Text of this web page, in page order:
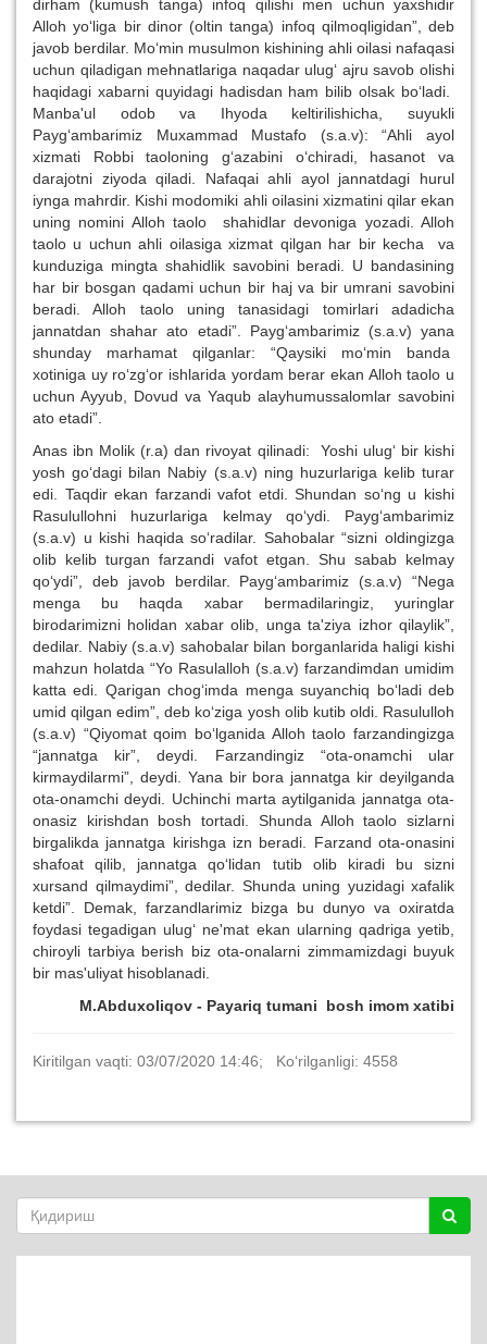
dirham (kumush tanga) infoq qilishi men uchun yaxshidir
Alloh yo‘liga bir dinor (oltin tanga) infoq qilmoqligidan”, deb
javob berdilar. Mo‘min musulmon kishining ahli oilasi nafaqasi
uchun qiladigan mehnatlariga naqadar ulug‘ ajru savob olishi
haqidagi xabarni quyidagi hadisdan ham bilib olsak bo‘ladi.
Manba'ul odob va Ihyoda keltirilishicha, suyukli
Payg‘ambarimiz Muxammad Mustafo (s.a.v): “Ahli ayol
xizmati Robbi taoloning g‘azabini o‘chiradi, hasanot va
darajotni ziyoda qiladi. Nafaqai ahli ayol jannatdagi hurul
iynga mahrdir. Kishi modomiki ahli oilasini xizmatini qilar ekan
uning nomini Alloh taolo shahidlar devoniga yozadi. Alloh
taolo u uchun ahli oilasiga xizmat qilgan har bir kecha va
kunduziga mingta shahidlik savobini beradi. U bandasining
har bir bosgan qadami uchun bir haj va bir umrani savobini
beradi. Alloh taolo uning tanasidagi tomirlari adadicha
jannatdan shahar ato etadi”. Payg‘ambarimiz (s.a.v) yana
shunday marhamat qilganlar: “Qaysiki mo‘min banda
xotiniga uy ro‘zg‘or ishlarida yordam berar ekan Alloh taolo u
uchun Ayyub, Dovud va Yaqub alayhumussalomlar savobini
ato etadi”.
Anas ibn Molik (r.a) dan rivoyat qilinadi: Yoshi ulug‘ bir kishi
yosh go‘dagi bilan Nabiy (s.a.v) ning huzurlariga kelib turar
edi. Taqdir ekan farzandi vafot etdi. Shundan so‘ng u kishi
Rasulullohni huzurlariga kelmay qo‘ydi. Payg‘ambarimiz
(s.a.v) u kishi haqida so‘radilar. Sahobalar “sizni oldingizga
olib kelib turgan farzandi vafot etgan. Shu sabab kelmay
qo‘ydi”, deb javob berdilar. Payg‘ambarimiz (s.a.v) “Nega
menga bu haqda xabar bermadilaringiz, yuringlar
birodarimizni holidan xabar olib, unga ta'ziya izhor qilaylik”,
dedilar. Nabiy (s.a.v) sahobalar bilan borganlarida haligi kishi
mahzun holatda “Yo Rasulalloh (s.a.v) farzandimdan umidim
katta edi. Qarigan chog‘imda menga suyanchiq bo‘ladi deb
umid qilgan edim”, deb ko‘ziga yosh olib kutib oldi. Rasululloh
(s.a.v) “Qiyomat qoim bo‘lganida Alloh taolo farzandingizga
“jannatga kir”, deydi. Farzandingiz “ota-onamchi ular
kirmaydilarmi”, deydi. Yana bir bora jannatga kir deyilganda
ota-onamchi deydi. Uchinchi marta aytilganida jannatga ota-
onasiz kirishdan bosh tortadi. Shunda Alloh taolo sizlarni
birgalikda jannatga kirishga izn beradi. Farzand ota-onasini
shafoat qilib, jannatga qo‘lidan tutib olib kiradi bu sizni
xursand qilmaydimi”, dedilar. Shunda uning yuzidagi xafalik
ketdi”. Demak, farzandlarimiz bizga bu dunyo va oxiratda
foydasi tegadigan ulug‘ ne'mat ekan ularning qadriga yetib,
chiroyli tarbiya berish biz ota-onalarni zimmamizdagi buyuk
bir mas'uliyat hisoblanadi.
M.Abduxoliqov - Payariq tumani bosh imom xatibi
Kiritilgan vaqti: 03/07/2020 14:46; Ko‘rilganligi: 4558